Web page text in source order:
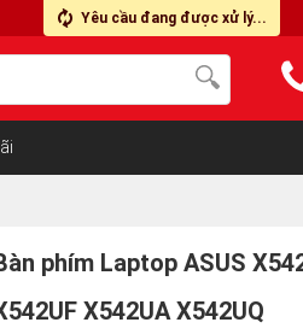
phím Laptop ASUS
X542UA X542UQ
Yêu cầu đang được xử lý...